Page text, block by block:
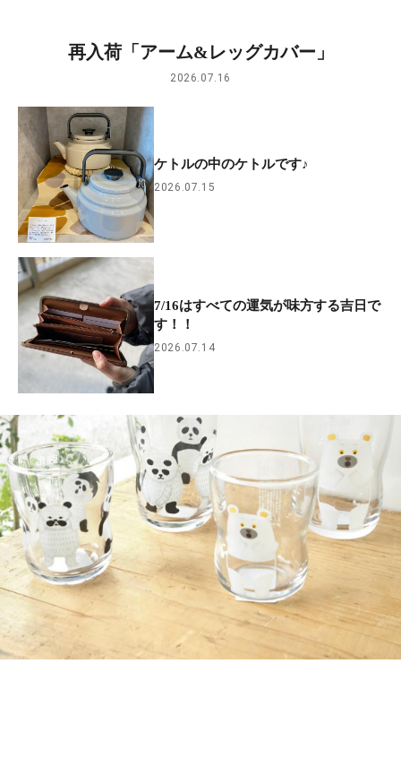
再入荷「アーム&レッグカバー」
2026.07.16
ケトルの中のケトルです♪
2026.07.15
7/16はすべての運気が味方する吉日で
す！！
2026.07.14